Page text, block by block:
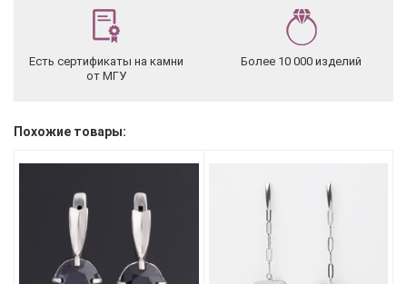
Есть сертификаты на камни
от МГУ
Более 10 000 изделий
Похожие товары: